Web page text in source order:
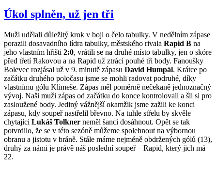
Úkol splněn, už jen tři
Muži udělali důležitý krok v boji o čelo tabulky. V nedělním zápase
porazili dosavadního lídra tabulky, městského rivala Rapid B na
jeho vlastním hřišti 2:0, vrátili se na druhé místo tabulky, jen o skóre
před třetí Rakovou a na Rapid už ztrácí pouhé tři body. Fanoušky
Bolevec rozjásal už v 9. minutě zápasu David Humpál. Krátce po
začátku druhého poločasu jsme se mohli radovat podruhé, díky
vlastnímu gólu Klimeše. Zápas měl poměrně nečekaně jednoznačný
vývoj. Naši muži zápas od začátku do konce kontrolovali a šli si pro
zasloužené body. Jediný vážnější okamžik jsme zažili ke konci
zápasu, kdy soupeř nastřelil břevno. Na tuhle střelu by skvěle
chytajícíLukáš Tolkner neměl šanci dosáhnout. Opět se tak
potvrdilo, že se v této sezóně můžeme spolehnout na výbornou
obranu a jistotu v bráně. Stále máme nejméně obdržených gólů (13),
druhý za námi je právě náš poslední soupeř – Rapid, který jich má
22.